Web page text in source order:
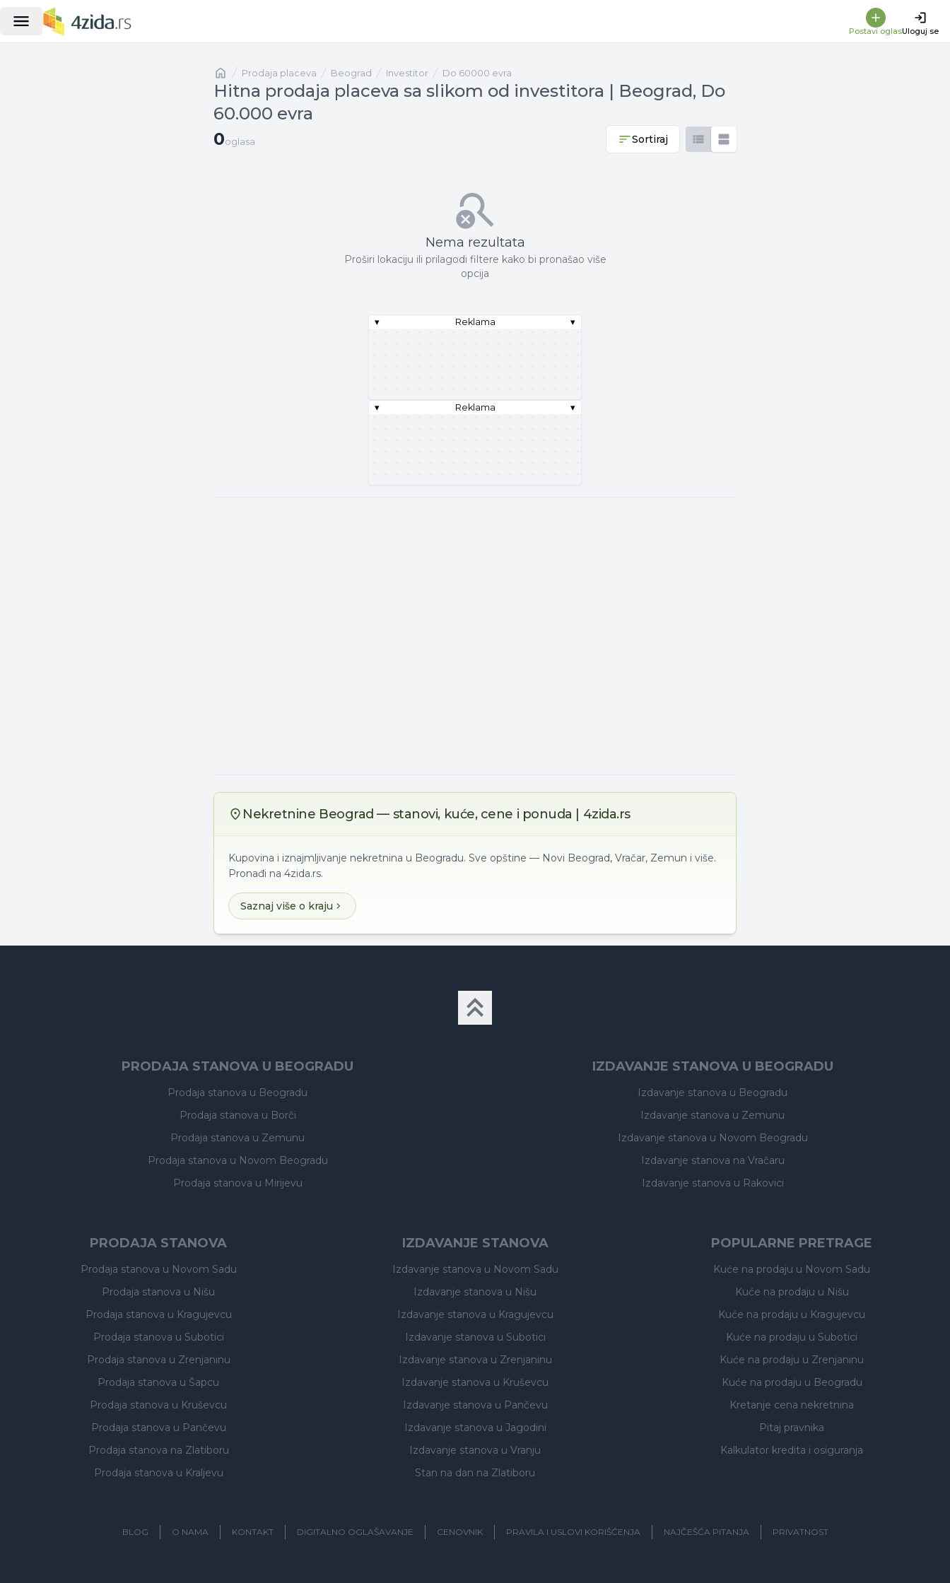
Postavi oglasUloguj se
Naslovnaprodaja placeva Beograd investitor Do 60000 evra
Hitna prodaja placeva sa slikom od investitora | Beograd, Do
60.000 evra
0 oglasa
0oglasa Sortiraj
Nema rezultata
Proširi lokaciju ili prilagodi filtere kako bi pronašao više
opcija
▾ Reklama ▾
▾ Reklama ▾
Nekretnine Beograd — stanovi, kuće, cene i ponuda | 4zida.rs
Kupovina i iznajmljivanje nekretnina u Beogradu. Sve opštine — Novi Beograd, Vračar, Zemun i više.
Pronađi na 4zida.rs.
Saznaj više o kraju
PRODAJA STANOVA U BEOGRADU
Prodaja stanova u Beogradu
Prodaja stanova u Borči
Prodaja stanova u Zemunu
Prodaja stanova u Novom Beogradu
Prodaja stanova u Mirijevu
IZDAVANJE STANOVA U BEOGRADU
Izdavanje stanova u Beogradu
Izdavanje stanova u Zemunu
Izdavanje stanova u Novom Beogradu
Izdavanje stanova na Vračaru
Izdavanje stanova u Rakovici
PRODAJA STANOVA
Prodaja stanova u Novom Sadu
Prodaja stanova u Nišu
Prodaja stanova u Kragujevcu
Prodaja stanova u Subotici
Prodaja stanova u Zrenjaninu
Prodaja stanova u Šapcu
Prodaja stanova u Kruševcu
Prodaja stanova u Pančevu
Prodaja stanova na Zlatiboru
Prodaja stanova u Kraljevu
IZDAVANJE STANOVA
Izdavanje stanova u Novom Sadu
Izdavanje stanova u Nišu
Izdavanje stanova u Kragujevcu
Izdavanje stanova u Subotici
Izdavanje stanova u Zrenjaninu
Izdavanje stanova u Kruševcu
Izdavanje stanova u Pančevu
Izdavanje stanova u Jagodini
Izdavanje stanova u Vranju
Stan na dan na Zlatiboru
POPULARNE PRETRAGE
Kuće na prodaju u Novom Sadu
Kuće na prodaju u Nišu
Kuće na prodaju u Kragujevcu
Kuće na prodaju u Subotici
Kuće na prodaju u Zrenjaninu
Kuće na prodaju u Beogradu
Kretanje cena nekretnina
Pitaj pravnika
Kalkulator kredita i osiguranja
BLOG O NAMA KONTAKT DIGITALNO OGLAŠAVANJE CENOVNIK PRAVILA I USLOVI KORIŠĆENJA NAJČEŠĆA PITANJA PRIVATNOST